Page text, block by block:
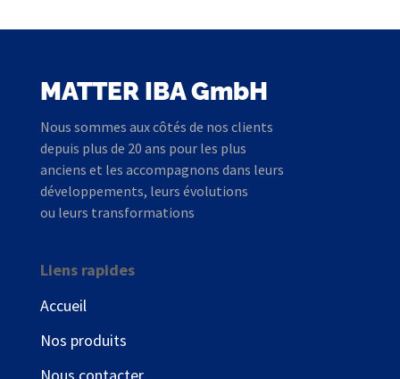
MATTER IBA GmbH
Nous sommes aux côtés de nos clients
depuis plus de 20 ans pour les plus
anciens et les accompagnons dans leurs
développements, leurs évolutions
ou leurs transformations
Liens rapides
Accueil
Nos produits